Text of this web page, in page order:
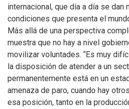
internacional, que día a día se dan
condiciones que presenta el
Más allá de una perspectiva
muestra que no hay a nivel
movilizar voluntades. “Es muy
la disposición de atender a un
permanentemente está en un
amenaza de paro, cuando hay
esa posición, tanto en la